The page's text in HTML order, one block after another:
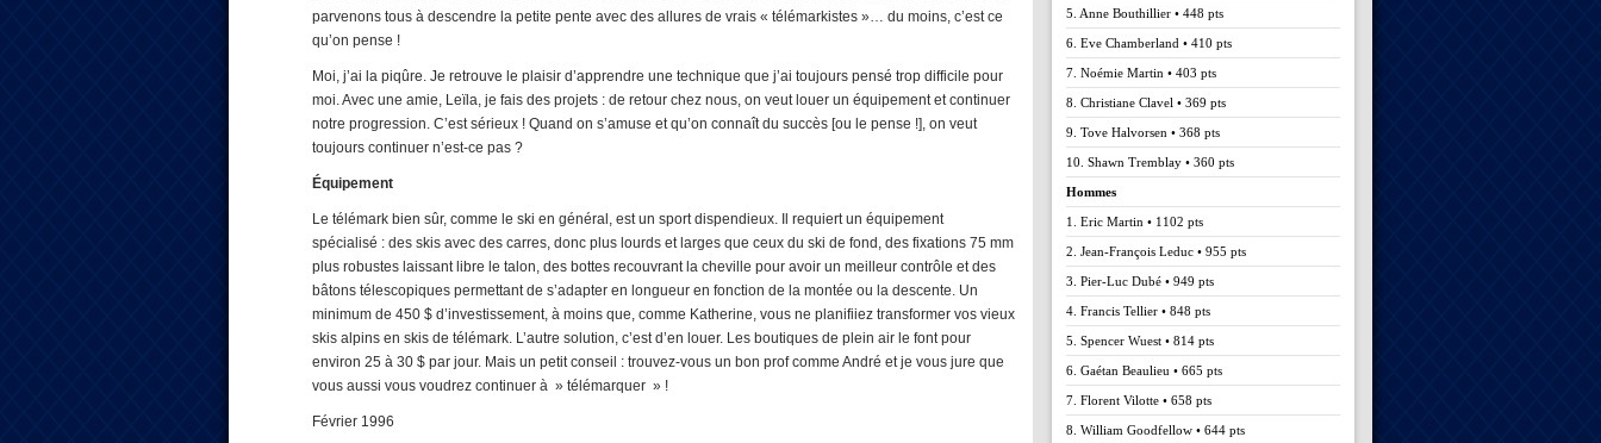
parvenons tous à descendre la petite pente avec des allures de vrais « télémarkistes »… du moins, c’est ce
qu’on pense !
Moi, j’ai la piqûre. Je retrouve le plaisir d’apprendre une technique que j’ai toujours pensé trop difficile pour
moi. Avec une amie, Leïla, je fais des projets : de retour chez nous, on veut louer un équipement et continuer
notre progression. C’est sérieux ! Quand on s’amuse et qu’on connaît du succès [ou le pense !], on veut
toujours continuer n’est-ce pas ?
Équipement
Le télémark bien sûr, comme le ski en général, est un sport dispendieux. Il requiert un équipement
spécialisé : des skis avec des carres, donc plus lourds et larges que ceux du ski de fond, des fixations 75 mm
plus robustes laissant libre le talon, des bottes recouvrant la cheville pour avoir un meilleur contrôle et des
bâtons télescopiques permettant de s’adapter en longueur en fonction de la montée ou la descente. Un
minimum de 450 $ d’investissement, à moins que, comme Katherine, vous ne planifiiez transformer vos vieux
skis alpins en skis de télémark. L’autre solution, c’est d’en louer. Les boutiques de plein air le font pour
environ 25 à 30 $ par jour. Mais un petit conseil : trouvez-vous un bon prof comme André et je vous jure que
vous aussi vous voudrez continuer à » télémarquer » !
Février 1996
5. Anne Bouthillier • 448 pts
6. Eve Chamberland • 410 pts
7. Noémie Martin • 403 pts
8. Christiane Clavel • 369 pts
9. Tove Halvorsen • 368 pts
10. Shawn Tremblay • 360 pts
Hommes
1. Eric Martin • 1102 pts
2. Jean-François Leduc • 955 pts
3. Pier-Luc Dubé • 949 pts
4. Francis Tellier • 848 pts
5. Spencer Wuest • 814 pts
6. Gaétan Beaulieu • 665 pts
7. Florent Vilotte • 658 pts
8. William Goodfellow • 644 pts